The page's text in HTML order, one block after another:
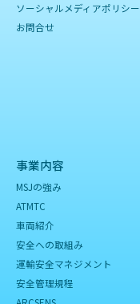
ソーシャルメディアポリシー
お問合せ
事業内容
MSJの強み
ATMTC
車両紹介
安全への取組み
運輸安全マネジメント
安全管理規程